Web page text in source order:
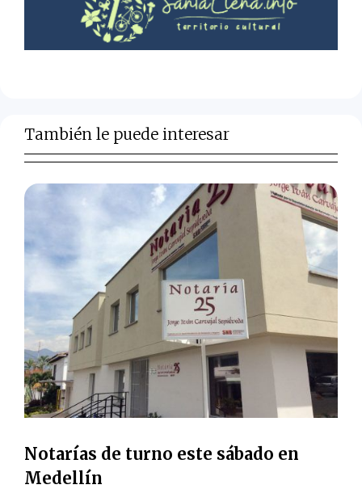
También le puede interesar
Notarías de turno este sábado en
Medellín